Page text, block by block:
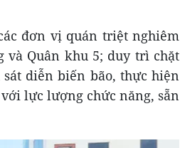
đơn vị quán triệt nghiêm
và Quân khu 5; duy trì chặt
diễn biến bão, thực hiện
lực lượng chức năng, sẵn